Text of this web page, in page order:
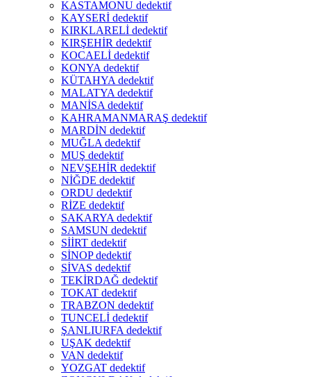
KASTAMONU dedektif
KAYSERİ dedektif
KIRKLARELİ dedektif
KIRŞEHİR dedektif
KOCAELİ dedektif
KONYA dedektif
KÜTAHYA dedektif
MALATYA dedektif
MANİSA dedektif
KAHRAMANMARAŞ dedektif
MARDİN dedektif
MUĞLA dedektif
MUŞ dedektif
NEVŞEHİR dedektif
NİĞDE dedektif
ORDU dedektif
RİZE dedektif
SAKARYA dedektif
SAMSUN dedektif
SİİRT dedektif
SİNOP dedektif
SİVAS dedektif
TEKİRDAĞ dedektif
TOKAT dedektif
TRABZON dedektif
TUNCELİ dedektif
ŞANLIURFA dedektif
UŞAK dedektif
VAN dedektif
YOZGAT dedektif